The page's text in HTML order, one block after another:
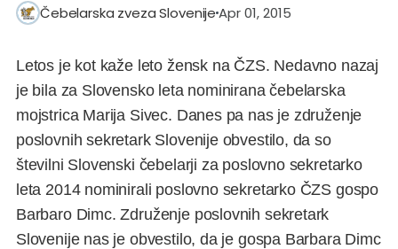
Čebelarska zveza SlovenijeApr 01, 2015
Letos je kot kaže leto žensk na ČZS. Nedavno nazaj
je bila za Slovensko leta nominirana čebelarska
mojstrica Marija Sivec. Danes pa nas je združenje
poslovnih sekretark Slovenije obvestilo, da so
številni Slovenski čebelarji za poslovno sekretarko
leta 2014 nominirali poslovno sekretarko ČZS gospo
Barbaro Dimc. Združenje poslovnih sekretark
Slovenije nas je obvestilo, da je gospa Barbara Dimc